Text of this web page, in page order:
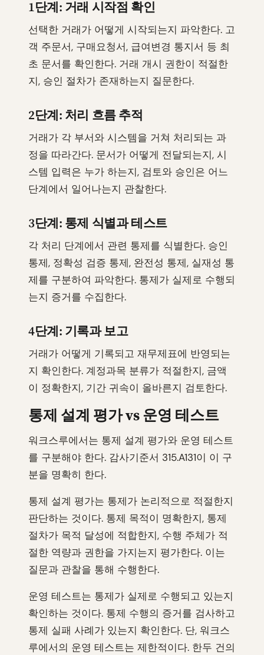
1단계: 거래 시작점 확인
선택한 거래가 어떻게 시작되는지 파악한다. 고
객 주문서, 구매요청서, 급여변경 통지서 등 최
초 문서를 확인한다. 거래 개시 권한이 적절한
지, 승인 절차가 존재하는지 질문한다.
2단계: 처리 흐름 추적
거래가 각 부서와 시스템을 거쳐 처리되는 과
정을 따라간다. 문서가 어떻게 전달되는지, 시
스템 입력은 누가 하는지, 검토와 승인은 어느
단계에서 일어나는지 관찰한다.
3단계: 통제 식별과 테스트
각 처리 단계에서 관련 통제를 식별한다. 승인
통제, 정확성 검증 통제, 완전성 통제, 실재성 통
제를 구분하여 파악한다. 통제가 실제로 수행되
는지 증거를 수집한다.
4단계: 기록과 보고
거래가 어떻게 기록되고 재무제표에 반영되는
지 확인한다. 계정과목 분류가 적절한지, 금액
이 정확한지, 기간 귀속이 올바른지 검토한다.
통제 설계 평가 vs 운영 테스트
워크스루에서는 통제 설계 평가와 운영 테스트
를 구분해야 한다. 감사기준서 315.A131이 이 구
분을 명확히 한다.
통제 설계 평가는 통제가 논리적으로 적절한지
판단하는 것이다. 통제 목적이 명확한지, 통제
절차가 목적 달성에 적합한지, 수행 주체가 적
절한 역량과 권한을 가지는지 평가한다. 이는
질문과 관찰을 통해 수행한다.
운영 테스트는 통제가 실제로 수행되고 있는지
확인하는 것이다. 통제 수행의 증거를 검사하고
통제 실패 사례가 있는지 확인한다. 단, 워크스
루에서의 운영 테스트는 제한적이다. 한두 건의